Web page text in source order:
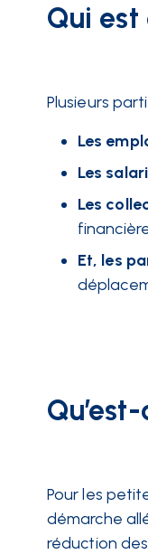
Qui
Plusieurs
Les
Les
Les
Et, les
Pour les
démarche
réduction